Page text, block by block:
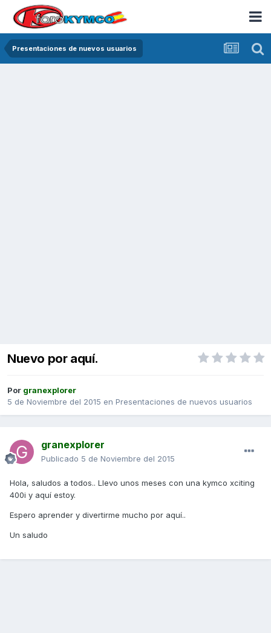
Presentaciones de nuevos usuarios
Nuevo por aquí.
Por granexplorer
5 de Noviembre del 2015 en Presentaciones de nuevos usuarios
granexplorer
Publicado 5 de Noviembre del 2015
Hola, saludos a todos.. Llevo unos meses con una kymco xciting
400i y aquí estoy.
Espero aprender y divertirme mucho por aquí..
Un saludo